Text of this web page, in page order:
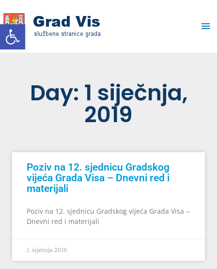
Open toolbar
to
content
Day: 1 siječnja,
2019
Poziv na 12. sjednicu Gradskog
vijeća Grada Visa – Dnevni red i
materijali
Poziv na 12. sjednicu Gradskog vijeća Grada Visa –
Dnevni red i materijali
1. siječnja 2019.